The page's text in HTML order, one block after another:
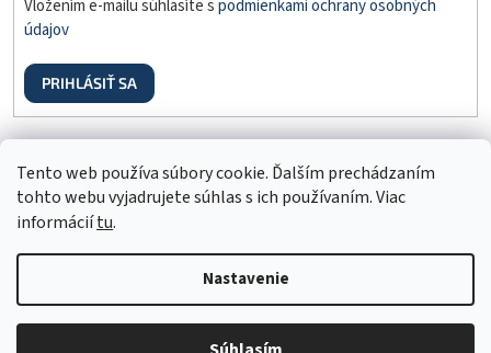
Tento web používa súbory cookie. Ďalším prechádzaním
tohto webu vyjadrujete súhlas s ich používaním. Viac
informáciítu.
Nastavenie
Vložením e-mailu súhlasíte spodmienkami ochrany osobných
údajov
PRIHLÁSIŤ SA
Odstúpenie od zmluvy
Vytvoril Shoptet